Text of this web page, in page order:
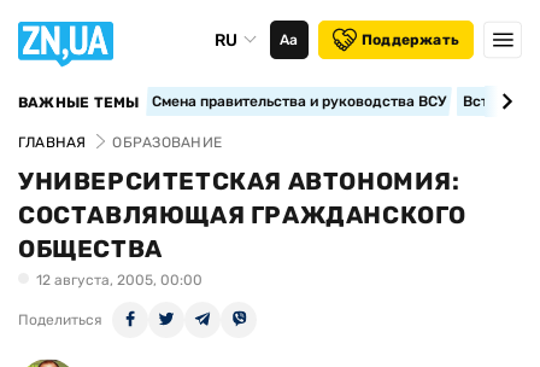
RU Аа Поддержать
ВАЖНЫЕ ТЕМЫ Смена правительства и руководства ВСУ
ГЛАВНАЯ ОБРАЗОВАНИЕ
УНИВЕРСИТЕТСКАЯ АВТОНОМИЯ:
СОСТАВЛЯЮЩАЯ ГРАЖДАНСКОГО
ОБЩЕСТВА
12 августа, 2005, 00:00
Поделиться